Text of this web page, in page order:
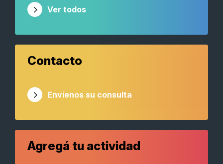
Ver todos
Contacto
Envienos su consulta
Agregá tu actividad